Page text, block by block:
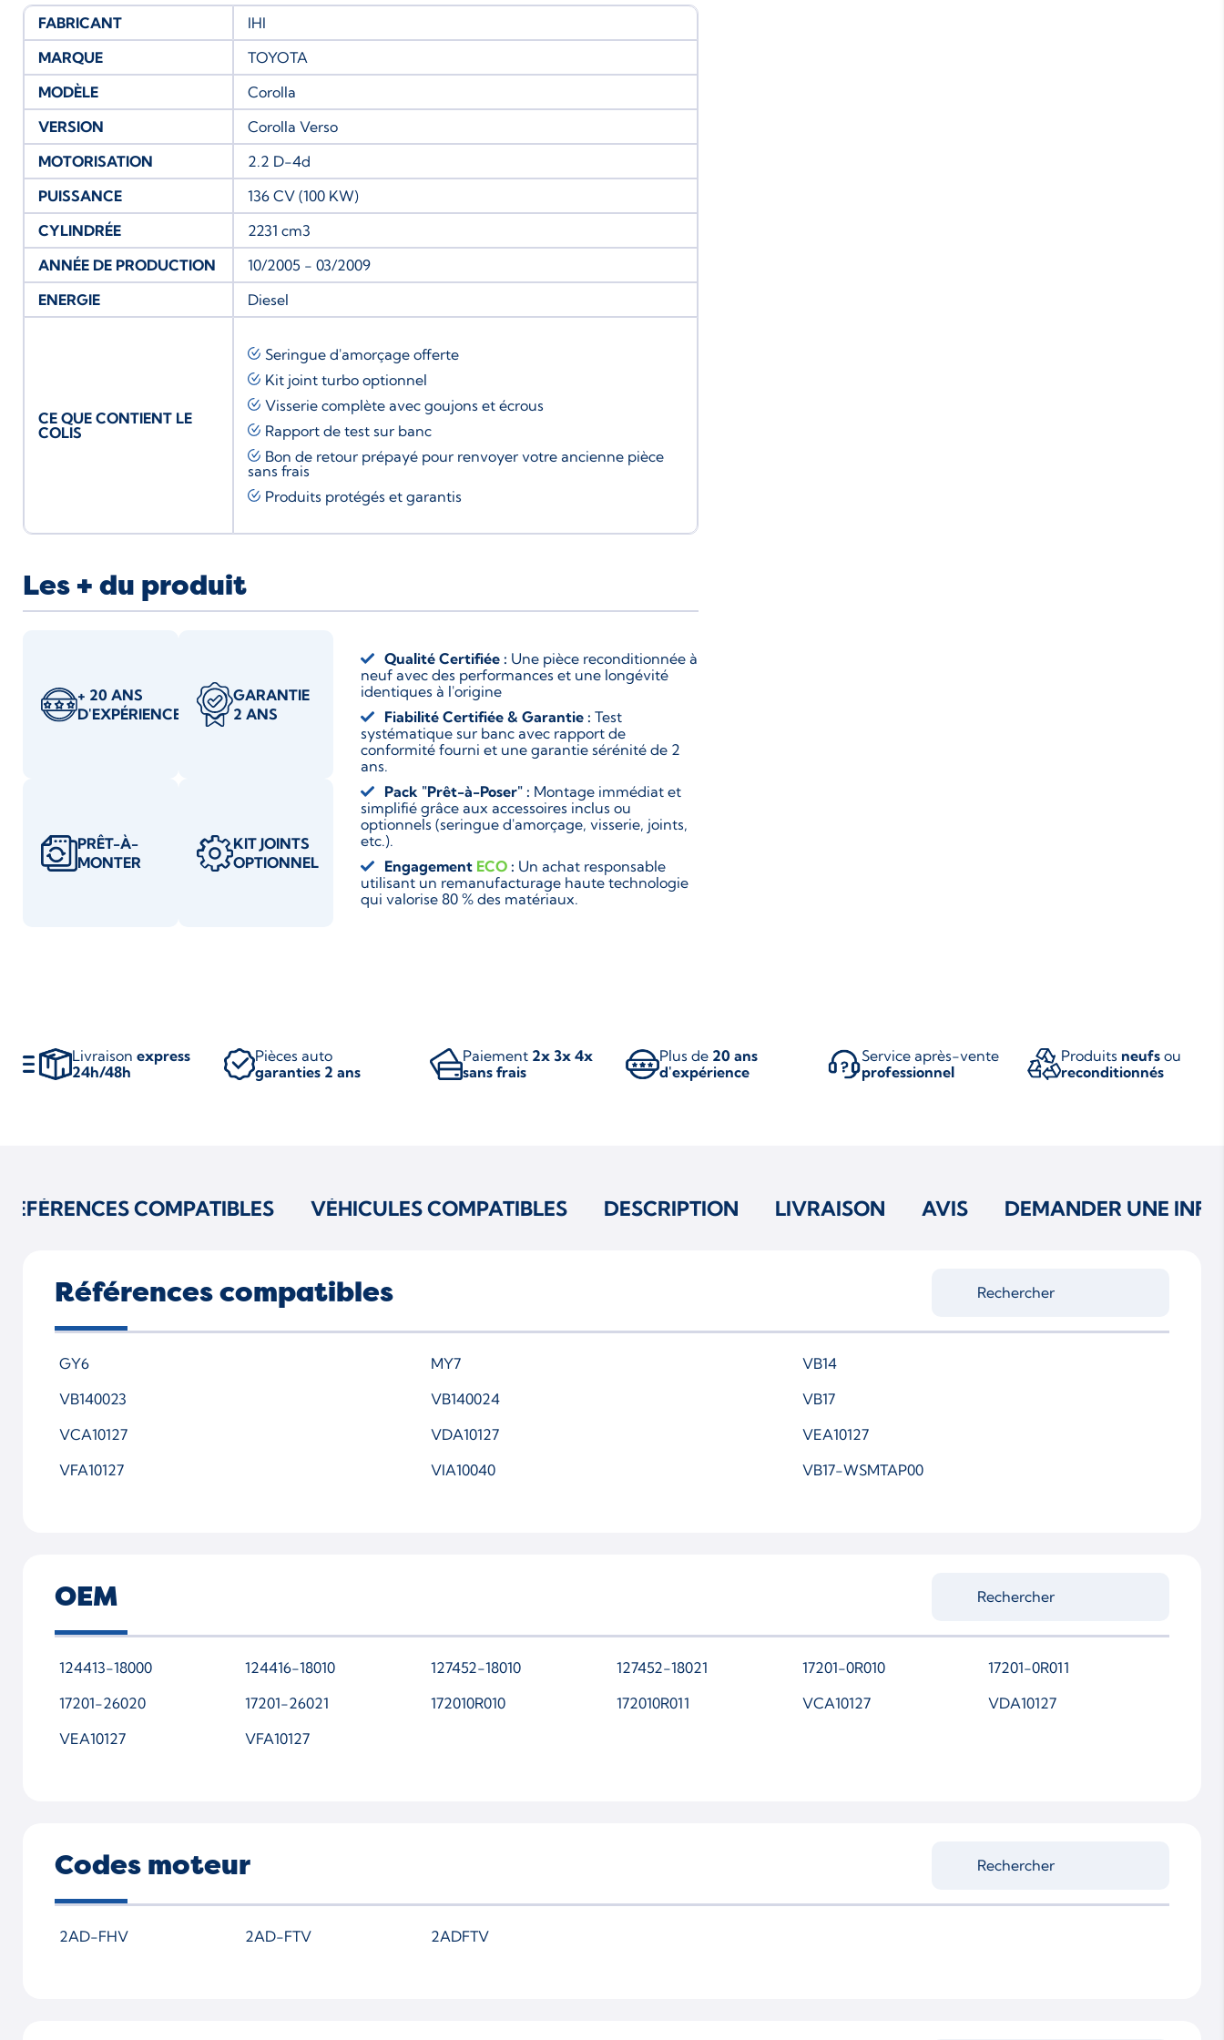
FABRICANT
IHI
MARQUE
TOYOTA
MODÈLE
Corolla
VERSION
Corolla Verso
MOTORISATION
2.2 D-4d
PUISSANCE
136 CV (100 KW)
CYLINDRÉE
2231 cm3
ANNÉE DE PRODUCTION
10/2005 - 03/2009
ENERGIE
Diesel
CE QUE CONTIENT LE
COLIS
Seringue d'amorçage offerte
Kit joint turbo optionnel
Visserie complète avec goujons et écrous
Rapport de test sur banc
Bon de retour prépayé pour renvoyer votre ancienne pièce
sans frais
Produits protégés et garantis
Les + du produit
+ 20 ANS
D'EXPÉRIENCE
GARANTIE
2 ANS
PRÊT-À-
MONTER
KIT JOINTS
OPTIONNEL
Qualité Certifiée : Une pièce reconditionnée à
neuf avec des performances et une longévité
identiques à l'origine
Fiabilité Certifiée & Garantie : Test
systématique sur banc avec rapport de
conformité fourni et une garantie sérénité de 2
ans.
Pack "Prêt-à-Poser" : Montage immédiat et
simplifié grâce aux accessoires inclus ou
optionnels (seringue d'amorçage, visserie, joints,
etc.).
Engagement ECO : Un achat responsable
utilisant un remanufacturage haute technologie
qui valorise 80 % des matériaux.
Livraison express
24h/48h
Pièces auto
garanties 2 ans
Paiement 2x 3x 4x
sans frais
Plus de 20 ans
d'expérience
Service après-vente
professionnel
Produits neufs ou
reconditionnés
RÉFÉRENCES COMPATIBLES VÉHICULES COMPATIBLES DESCRIPTION LIVRAISON AVIS DEMANDER UNE INFO
Références compatibles
GY6 MY7
VB14
VB140023
VB140024
VB17
VCA10127
VDA10127
VEA10127
VFA10127
VIA10040 VB17-WSMTAP00
OEM
124413-18000 124416-18010 127452-18010 127452-18021 17201-0R010
17201-0R011
17201-26020
17201-26021 172010R010 172010R011 VCA10127
VDA10127
VEA10127
VFA10127
Codes moteur
2AD-FHV 2AD-FTV 2ADFTV